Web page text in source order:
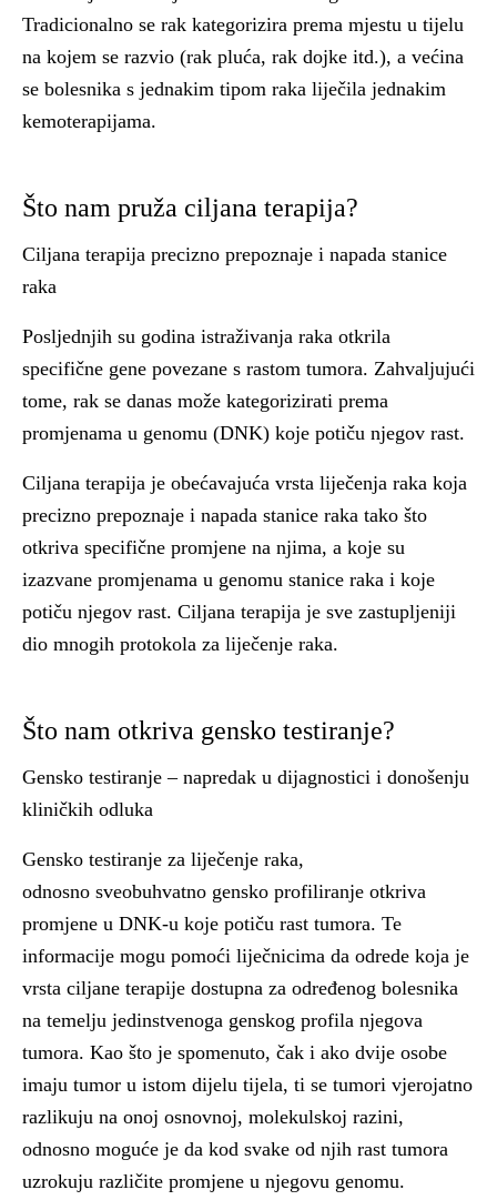
Tradicionalno se rak kategorizira prema mjestu u tijelu
na kojem se razvio (rak pluća, rak dojke itd.), a većina
se bolesnika s jednakim tipom raka liječila jednakim
kemoterapijama.
Što nam pruža ciljana terapija?
Ciljana terapija precizno prepoznaje i napada stanice
raka
Posljednjih su godina istraživanja raka otkrila
specifične gene povezane s rastom tumora. Zahvaljujući
tome, rak se danas može kategorizirati prema
promjenama u genomu (DNK) koje potiču njegov rast.
Ciljana terapija je obećavajuća vrsta liječenja raka koja
precizno prepoznaje i napada stanice raka tako što
otkriva specifične promjene na njima, a koje su
izazvane promjenama u genomu stanice raka i koje
potiču njegov rast. Ciljana terapija je sve zastupljeniji
dio mnogih protokola za liječenje raka.
Što nam otkriva gensko testiranje?
Gensko testiranje ‒ napredak u dijagnostici i donošenju
kliničkih odluka
Gensko testiranje za liječenje raka,
odnosno sveobuhvatno gensko profiliranje otkriva
promjene u DNK-u koje potiču rast tumora. Te
informacije mogu pomoći liječnicima da odrede koja je
vrsta ciljane terapije dostupna za određenog bolesnika
na temelju jedinstvenoga genskog profila njegova
tumora. Kao što je spomenuto, čak i ako dvije osobe
imaju tumor u istom dijelu tijela, ti se tumori vjerojatno
razlikuju na onoj osnovnoj, molekulskoj razini,
odnosno moguće je da kod svake od njih rast tumora
uzrokuju različite promjene u njegovu genomu.